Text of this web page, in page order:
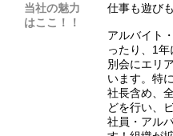
当社の魅力
はここ！！
仕事も遊び
アルバイト
ったり、1
別会にエリ
います。特
社長含め、
どを行い、
社員・アル